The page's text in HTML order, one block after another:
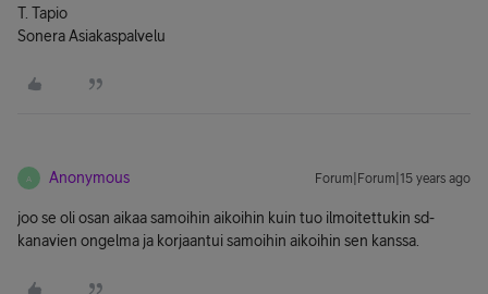
T. Tapio
Sonera Asiakaspalvelu
A Anonymous Forum|Forum|15 years ago
joo se oli osan aikaa samoihin aikoihin kuin tuo ilmoitettukin sd-
kanavien ongelma ja korjaantui samoihin aikoihin sen kanssa.